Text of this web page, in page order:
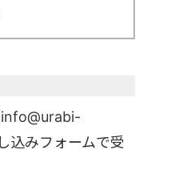
込みフォームで受